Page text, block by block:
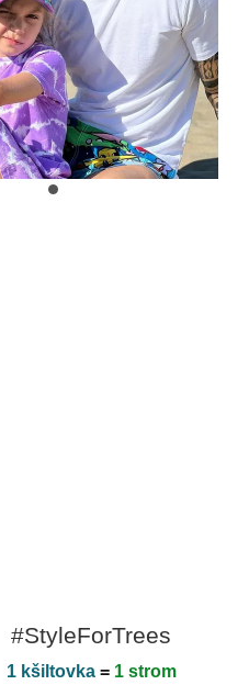
#StyleForTrees
1 kšiltovka= 1 strom